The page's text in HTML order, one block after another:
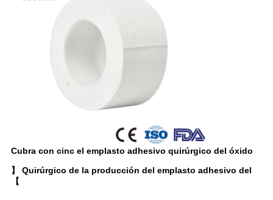
Cubra con cinc el emplasto adhesivo quirúrgico del óxido
】 Quirúrgico de la producción del emplasto adhesivo del
【